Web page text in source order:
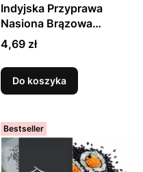
Indyjska Przyprawa
Nasiona Brązowa
Gorczyca Ziarno Do
Curry i Marynat 100g
TRS
Cena
4,69 zł
Do koszyka
Bestseller